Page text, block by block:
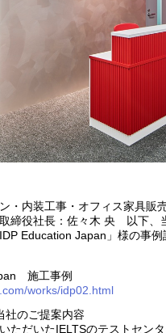
・内装工事・オフィス家具販
締役社長：佐々木 央 以下、
Education Japan」様の事
施工事例
works/idp02.html
社のご提案内容
ただいたIELTSのテストセン